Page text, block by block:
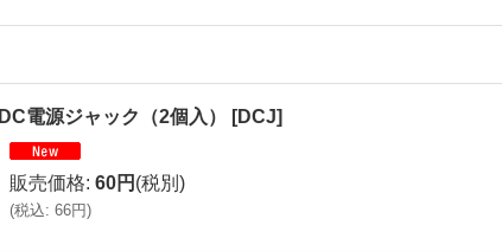
DC電源ジャック（2個入） [DCJ]
販売価格: 60円 (税別)
(税込: 66円)